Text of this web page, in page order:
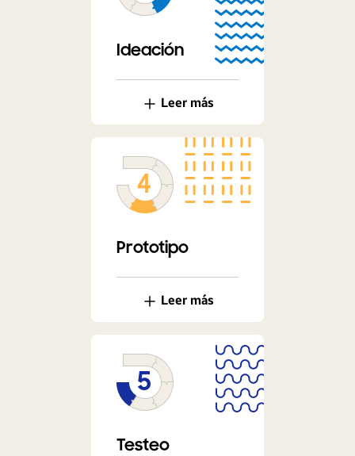
Ideación
Leer más
Prototipo
Leer más
Testeo